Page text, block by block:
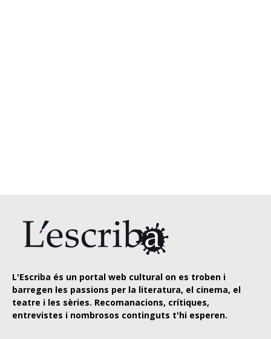
L'Escriba és un portal web cultural on es troben i
barregen les passions per la literatura, el cinema, el
teatre i les sèries. Recomanacions, crítiques,
entrevistes i nombrosos continguts t'hi esperen.